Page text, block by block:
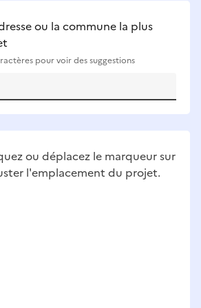
ou la commune la plus
pour voir des suggestions
ou déplacez le marqueur sur
l'emplacement du projet.